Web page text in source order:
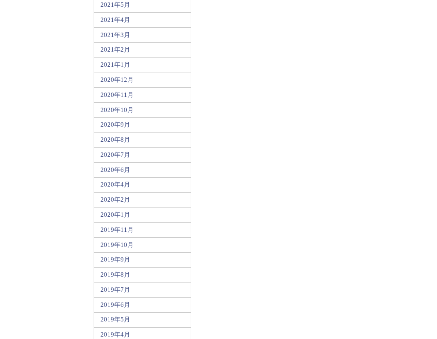
2021年5月
2021年4月
2021年3月
2021年2月
2021年1月
2020年12月
2020年11月
2020年10月
2020年9月
2020年8月
2020年7月
2020年6月
2020年4月
2020年2月
2020年1月
2019年11月
2019年10月
2019年9月
2019年8月
2019年7月
2019年6月
2019年5月
2019年4月